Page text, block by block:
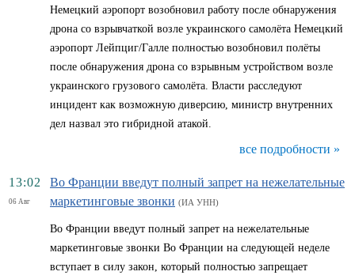
Немецкий аэропорт возобновил работу после обнаружения
дрона со взрывчаткой возле украинского самолёта Немецкий
аэропорт Лейпциг/Галле полностью возобновил полёты
после обнаружения дрона со взрывным устройством возле
украинского грузового самолёта. Власти расследуют
инцидент как возможную диверсию, министр внутренних
дел назвал это гибридной атакой.
все подробности »
13:02
06 Авг
Во Франции введут полный запрет на нежелательные
маркетинговые звонки (ИА УНН)
Во Франции введут полный запрет на нежелательные
маркетинговые звонки Во Франции на следующей неделе
вступает в силу закон, который полностью запрещает